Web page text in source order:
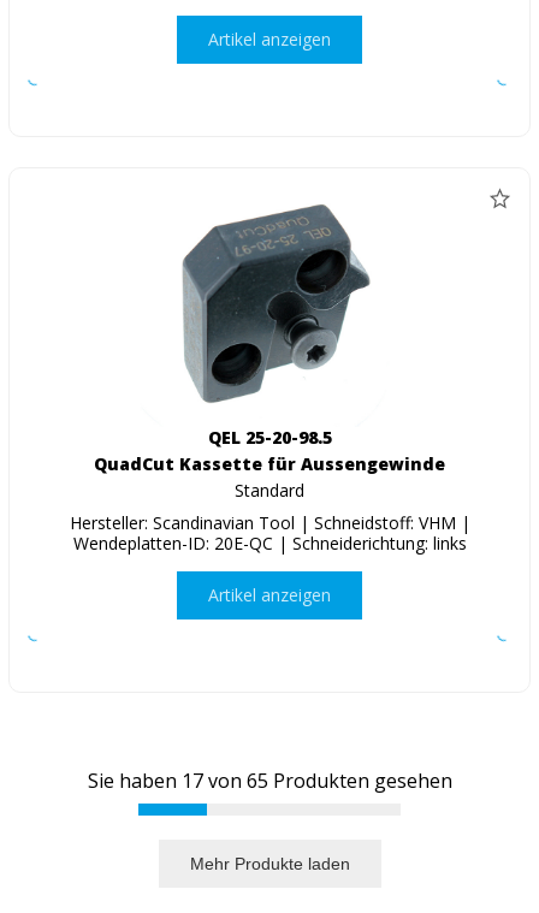
Artikel anzeigen
QEL 25-20-98.5
QuadCut Kassette für Aussengewinde
Standard
Hersteller: Scandinavian Tool | Schneidstoff: VHM |
Wendeplatten-ID: 20E-QC | Schneiderichtung: links
Artikel anzeigen
Sie haben 17von 65 Produkten gesehen
Mehr Produkte laden